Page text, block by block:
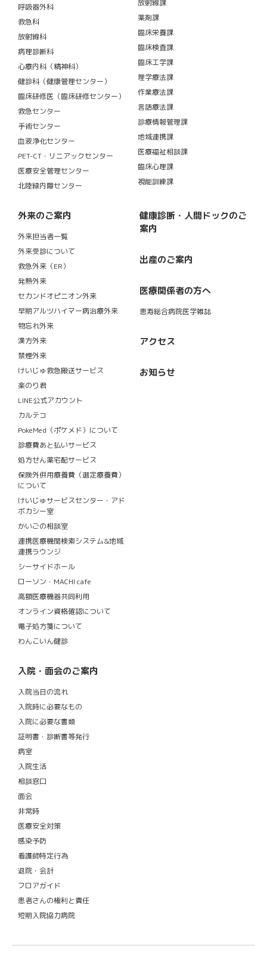
呼吸器外科
救急科
放射線科
病理診断科
心療内科（精神科）
健診科（健康管理センター）
臨床研修医（臨床研修センター）
救急センター
手術センター
血液浄化センター
PET-CT・リニアックセンター
医療安全管理センター
北陸緑内障センター
放射線課
薬剤課
臨床栄養課
臨床検査課
臨床工学課
理学療法課
作業療法課
言語療法課
診療情報管理課
地域連携課
医療福祉相談課
臨床心理課
視能訓練課
外来のご案内
外来担当者一覧
外来受診について
救急外来（ER）
発熱外来
セカンドオピニオン外来
早期アルツハイマー病治療外来
物忘れ外来
漢方外来
禁煙外来
けいじゅ救急搬送サービス
楽のり君
LINE公式アカウント
カルテコ
PokeMed（ポケメド）について
診療費あと払いサービス
処方せん薬宅配サービス
保険外併用療養費（選定療養費）
について
けいじゅサービスセンター・アド
ボカシー室
かいごの相談室
連携医療機関検索システム&地域
連携ラウンジ
シーサイドホール
ローソン・MACHI cafe
高額医療機器共同利用
オンライン資格確認について
電子処方箋について
わんこいん健診
入院・面会のご案内
入院当日の流れ
入院時に必要なもの
入院に必要な書類
証明書・診断書等発行
病室
入院生活
相談窓口
面会
非常時
医療安全対策
感染予防
看護師特定行為
退院・会計
フロアガイド
患者さんの権利と責任
短期入院協力病院
健康診断・人間ドックのご
案内
出産のご案内
医療関係者の方へ
恵寿総合病院医学雑誌
アクセス
お知らせ